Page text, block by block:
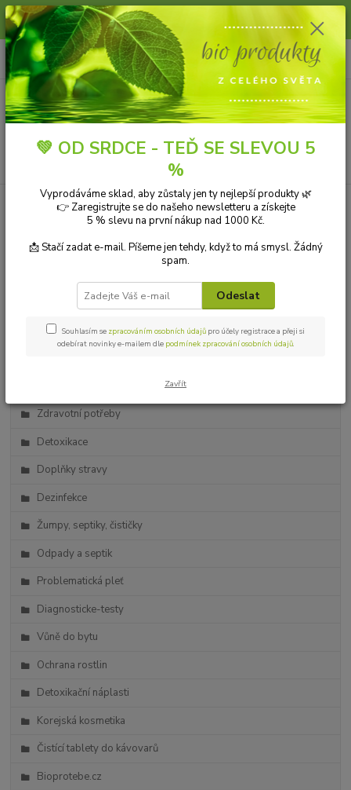
Slunce, koupání a horko dávají vlasům zabrat. Dopřejte jim šetrnou péči s
přírodní vlasovou kosmetikou.
Menu
CZK
+420 606 912 887
9-18:00 hod.
0 ks
za 0,00 Kč
Kategorie blogu
Přírodní kosmetika
Přírodní aromaterapie
Bio drogerie
Zdravotní potřeby
Detoxikace
Doplňky stravy
Dezinfekce
Žumpy, septiky, čističky
Odpady a septik
Problematická pleť
Diagnosticke-testy
Vůně do bytu
Ochrana rostlin
Detoxikační náplasti
Korejská kosmetika
Čistící tablety do kávovarů
Bioprotebe.cz
💚 OD SRDCE - TEĎ SE SLEVOU 5
%
Vyprodáváme sklad, aby zůstaly jen ty nejlepší produkty 🌿
👉 Zaregistrujte se do našeho newsletteru a získejte
5 % slevu na první nákup nad 1000 Kč.
📩 Stačí zadat e-mail. Píšeme jen tehdy, když to má smysl. Žádný
spam.
Odeslat
Souhlasím se zpracováním osobních údajů pro účely registrace a přeji si
odebírat novinky e-mailem dle podmínek zpracování osobních údajů.
Zavřít